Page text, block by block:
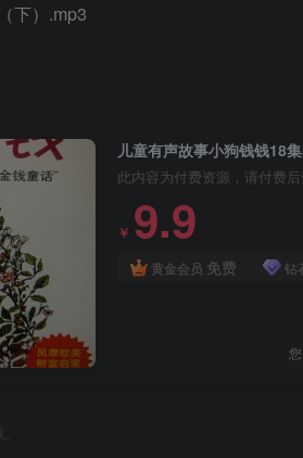
下）.mp3
儿童有声故事小狗钱钱18
此内容为付费资源，请付费
￥ 9.9
黄金会员 免费 钻